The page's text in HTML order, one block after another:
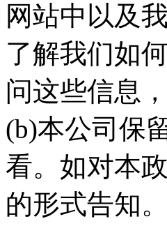
网站中以及
了解我们如
问这些信息
(b)本公司保
看。如对本
的形式告知。